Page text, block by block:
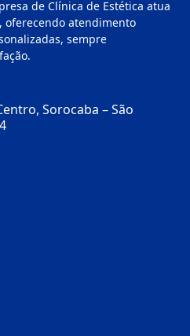
de Clínica de Estética atua
oferecendo atendimento
sempre
Sorocaba – São